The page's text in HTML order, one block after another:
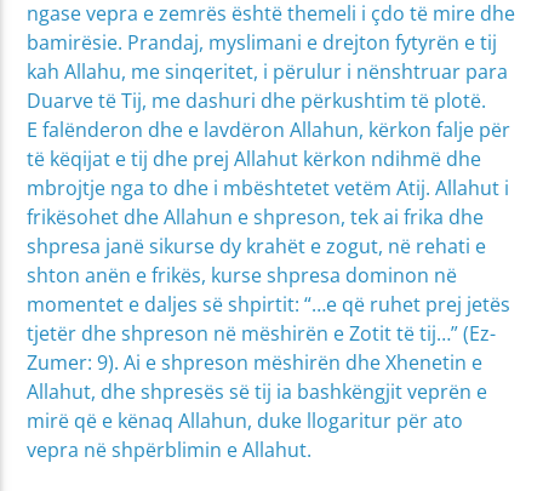
ngase vepra e zemrës është themeli i çdo të mire dhe
bamirësie. Prandaj, myslimani e drejton fytyrën e tij
kah Allahu, me sinqeritet, i përulur i nënshtruar para
Duarve të Tij, me dashuri dhe përkushtim të plotë.
E falënderon dhe e lavdëron Allahun, kërkon falje për
të këqijat e tij dhe prej Allahut kërkon ndihmë dhe
mbrojtje nga to dhe i mbështetet vetëm Atij. Allahut i
frikësohet dhe Allahun e shpreson, tek ai frika dhe
shpresa janë sikurse dy krahët e zogut, në rehati e
shton anën e frikës, kurse shpresa dominon në
momentet e daljes së shpirtit: “…e që ruhet prej jetës
tjetër dhe shpreson në mëshirën e Zotit të tij…” (Ez-
Zumer: 9). Ai e shpreson mëshirën dhe Xhenetin e
Allahut, dhe shpresës së tij ia bashkëngjit veprën e
mirë që e kënaq Allahun, duke llogaritur për ato
vepra në shpërblimin e Allahut.